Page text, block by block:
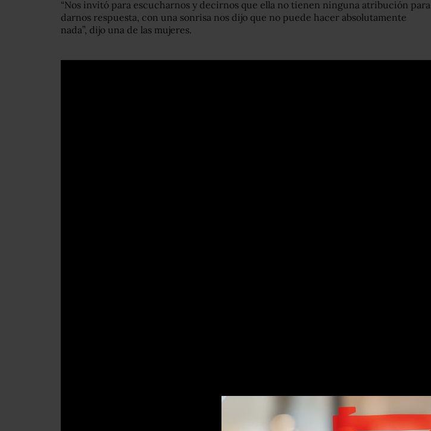
“Nos invitó para escucharnos y decirnos que ella no tienen ninguna atribución para
darnos respuesta, con una sonrisa nos dijo que no puede hacer absolutamente
nada”, dijo una de las mujeres.